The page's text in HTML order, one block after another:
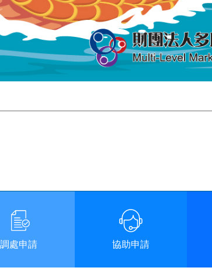
調處申請 協助申請